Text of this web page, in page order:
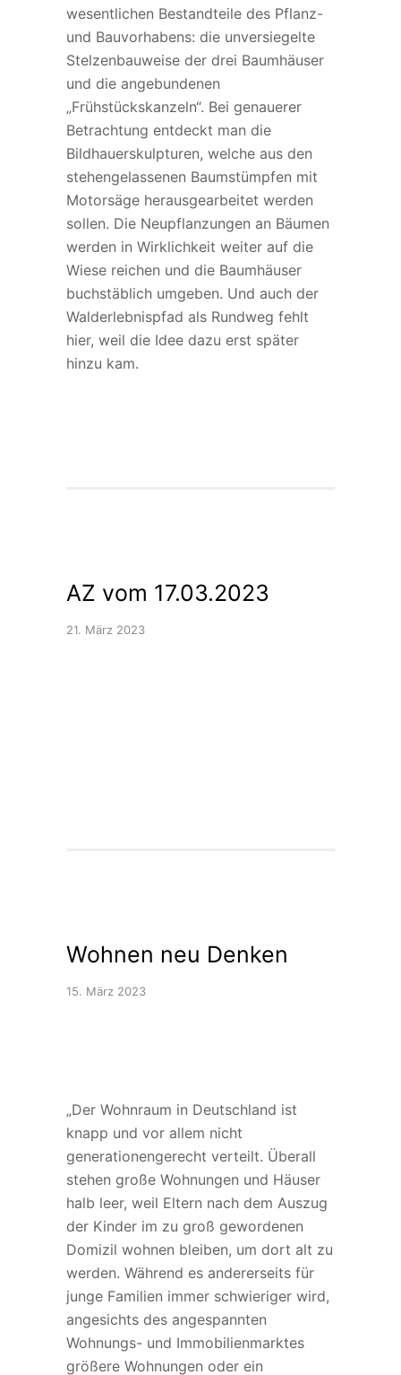
wesentlichen Bestandteile des Pflanz-
und Bauvorhabens: die unversiegelte
Stelzenbauweise der drei Baumhäuser
und die angebundenen
„Frühstückskanzeln“. Bei genauerer
Betrachtung entdeckt man die
Bildhauerskulpturen, welche aus den
stehengelassenen Baumstümpfen mit
Motorsäge herausgearbeitet werden
sollen. Die Neupflanzungen an Bäumen
werden in Wirklichkeit weiter auf die
Wiese reichen und die Baumhäuser
buchstäblich umgeben. Und auch der
Walderlebnispfad als Rundweg fehlt
hier, weil die Idee dazu erst später
hinzu kam.
AZ vom 17.03.2023
21. März 2023
Wohnen neu Denken
15. März 2023
„Der Wohnraum in Deutschland ist
knapp und vor allem nicht
generationengerecht verteilt. Überall
stehen große Wohnungen und Häuser
halb leer, weil Eltern nach dem Auszug
der Kinder im zu groß gewordenen
Domizil wohnen bleiben, um dort alt zu
werden. Während es andererseits für
junge Familien immer schwieriger wird,
angesichts des angespannten
Wohnungs- und Immobilienmarktes
größere Wohnungen oder ein